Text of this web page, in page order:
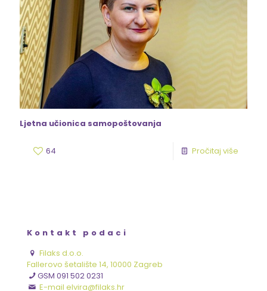
Ljetna učionica samopoštovanja
64 Pročitaj više
Kontakt podaci
Filaks d.o.o.
Fallerovo šetalište 14, 10000 Zagreb
GSM 091 502 0231
E-mail elvira@filaks.hr